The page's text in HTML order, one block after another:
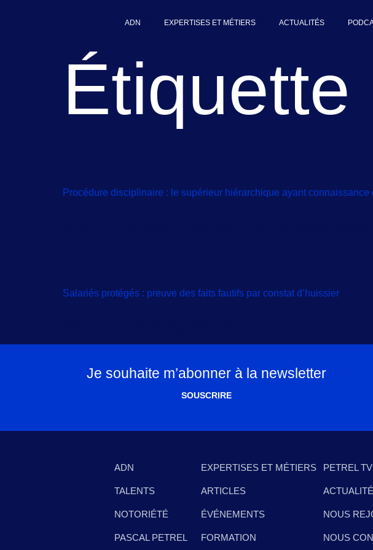
ADN EXPERTISES ET MÉTIERS ACTUALITÉS
Étiquette
Procédure disciplinaire : le supérieur hiérarchique ayant
Salariés protégés : preuve des faits fautifs par constat d’huissier
Je souhaite m’abonner à la newsletter
SOUSCRIRE
ADN
TALENTS
NOTORIÉTÉ
PASCAL PETREL
EXPERTISES ET MÉTIERS
ARTICLES
ÉVÉNEMENTS
FORMATION
PETREL TV
NOUS
NOUS